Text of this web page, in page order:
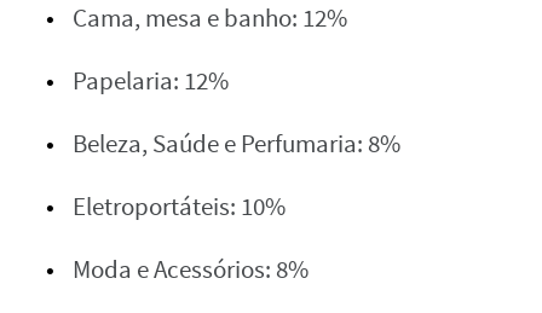
Cama, mesa e banho: 12%
Papelaria: 12%
Beleza, Saúde e Perfumaria: 8%
Eletroportáteis: 10%
Moda e Acessórios: 8%